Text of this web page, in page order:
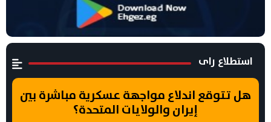
استطلاع راى
هل تتوقع اندلاع مواجهة عسكرية مباشرة بين
إيران والولايات المتحدة؟